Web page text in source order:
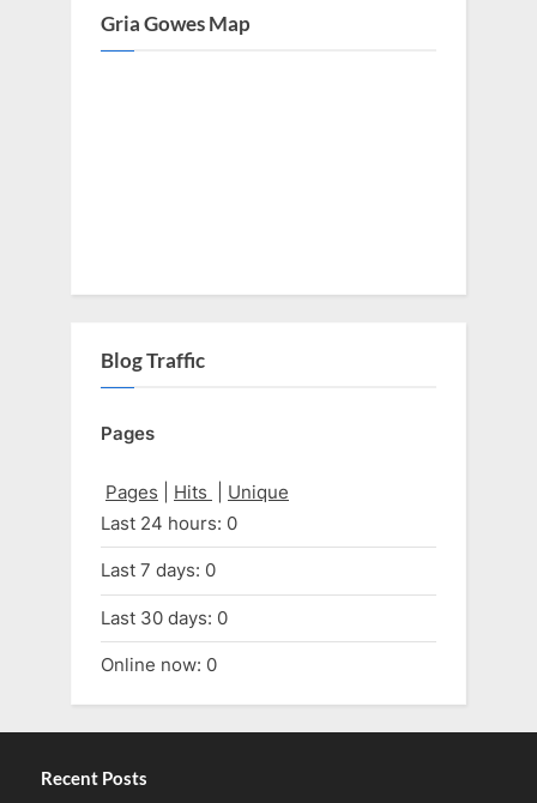
Gria Gowes Map
Blog Traffic
Pages
Pages Hits
Unique
Last 24 hours: 0
Last 7 days: 0
Last 30 days: 0
Online now: 0
Recent Posts